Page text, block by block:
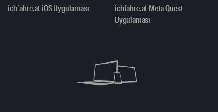
ichfahre.at iOS Uygulaması
ichfahre.at Meta Quest
Uygulaması